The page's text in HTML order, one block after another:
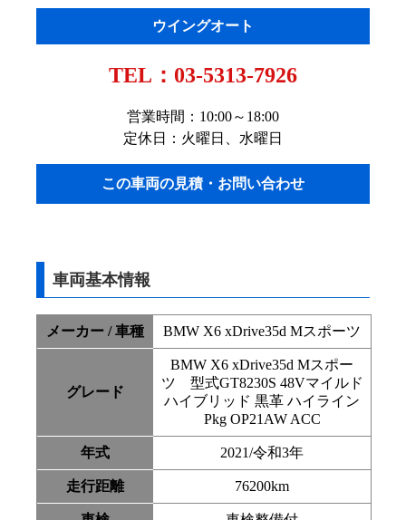
ウイングオート
TEL： 03-5313-7926
営業時間：10:00～18:00
定休日：火曜日、水曜日
この車両の見積・お問い合わせ
車両基本情報
メーカー / 車種 BMW X6 xDrive35d Mスポーツ
グレード
BMW X6 xDrive35d Mスポー
ツ 型式GT8230S 48Vマイルド
ハイブリッド 黒革 ハイライン
Pkg OP21AW ACC
年式 2021/令和3年
走行距離 76200km